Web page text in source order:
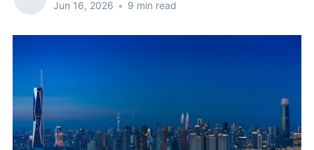
Jun 16, 2026 • 9 min read